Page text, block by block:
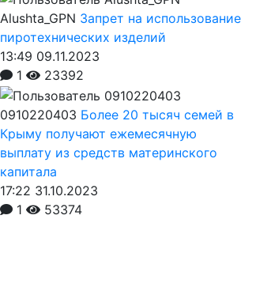
Alushta_GPN Запрет на использование
пиротехнических изделий
13:49 09.11.2023
1
23392
0910220403 Более 20 тысяч семей в
Крыму получают ежемесячную
выплату из средств материнского
капитала
17:22 31.10.2023
1
53374